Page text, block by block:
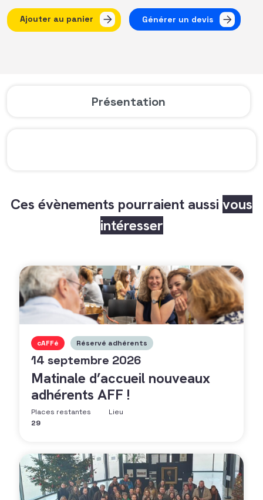
quantité de Masterclass 5# : "Stratégie et
Ajouter au panier Générer un devis
Présentation
Ces évènements pourraient aussi vous
intéresser
cAFFé Réservé adhérents
14 septembre 2026
Matinale d’accueil nouveaux
adhérents AFF !
Places restantes
29
Lieu